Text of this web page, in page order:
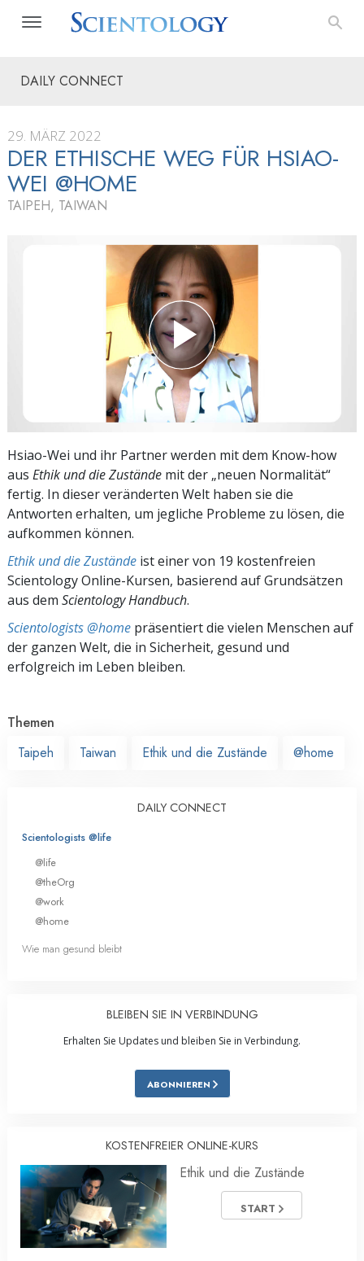
DAILY CONNECT
29. MÄRZ 2022
DER ETHISCHE WEG FÜR HSIAO-
WEI @HOME
TAIPEH, TAIWAN
Hsiao-Wei und ihr Partner werden mit dem Know-how
aus Ethik und die Zustände mit der „neuen Normalität“
fertig. In dieser veränderten Welt haben sie die
Antworten erhalten, um jegliche Probleme zu lösen, die
aufkommen können.
Ethik und die Zustände ist einer von 19 kostenfreien
Scientology Online-Kursen, basierend auf Grundsätzen
aus dem Scientology Handbuch.
Scientologists @home präsentiert die vielen Menschen auf
der ganzen Welt, die in Sicherheit, gesund und
erfolgreich im Leben bleiben.
Themen
Taipeh
Taiwan Ethik und die Zustände @home
DAILY CONNECT
Scientologists @life
@life
@theOrg
@work
@home
Wie man gesund bleibt
BLEIBEN SIE IN VERBINDUNG
Erhalten Sie Updates und bleiben Sie in Verbindung.
ABONNIEREN
KOSTENFREIER ONLINE-KURS
Ethik und die Zustände
START